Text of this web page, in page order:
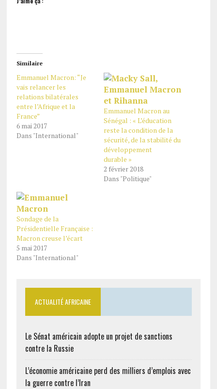
Similaire
Emmanuel Macron: “Je
vais relancer les
relations bilatérales
entre l’Afrique et la
France”
6 mai 2017
Dans "International"
Emmanuel Macron au
Sénégal : « L’éducation
reste la condition de la
sécurité, de la stabilité du
développement
durable »
2 février 2018
Dans "Politique"
Sondage de la
Présidentielle Française :
Macron creuse l’écart
5 mai 2017
Dans "International"
ACTUALITÉ AFRICAINE
Le Sénat américain adopte un projet de sanctions
contre la Russie
L’économie américaine perd des milliers d’emplois avec
la guerre contre l’Iran